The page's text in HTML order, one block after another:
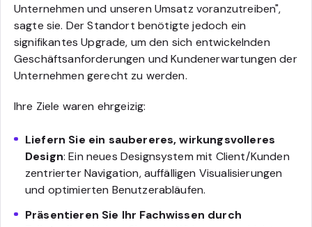
Unternehmen und unseren Umsatz voranzutreiben",
sagte sie. Der Standort benötigte jedoch ein
signifikantes Upgrade, um den sich entwickelnden
Geschäftsanforderungen und Kundenerwartungen der
Unternehmen gerecht zu werden.
Ihre Ziele waren ehrgeizig:
Liefern Sie ein saubereres, wirkungsvolleres
Design: Ein neues Designsystem mit Client/Kunden
zentrierter Navigation, auffälligen Visualisierungen
und optimierten Benutzerabläufen.
Präsentieren Sie Ihr Fachwissen durch